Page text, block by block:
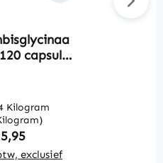
capsules
| Warnke
Kilogram
price:
exclusief